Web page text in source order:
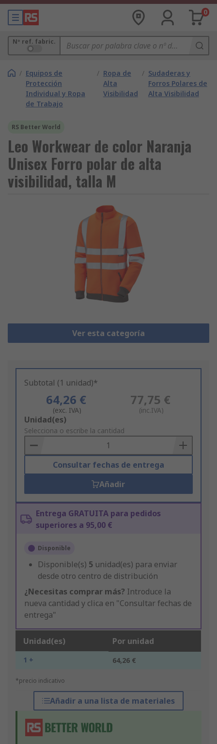
0
Nº ref. fabric.
/ Equipos de
Protección
Individual y Ropa
de Trabajo
/ Ropa de
Alta
Visibilidad
/ Sudaderas y
Forros Polares de
Alta Visibilidad
RS Better World
Leo Workwear de color Naranja
Unisex Forro polar de alta
visibilidad, talla M
Ver esta categoría
Subtotal (1 unidad)*
64,26 €
(exc. IVA)
77,75 €
(inc.IVA)
Add
to
Basket
Unidad(es)
Selecciona o escribe la cantidad
Consultar fechas de entrega
Añadir
Entrega GRATUITA para pedidos
superiores a 95,00 €
Disponible
Disponible(s) 5 unidad(es) para enviar
desde otro centro de distribución
¿Necesitas comprar más? Introduce la
nueva cantidad y clica en "Consultar fechas de
entrega"
Unidad(es) Por unidad
1 + 64,26 €
*precio indicativo
Añadir a una lista de materiales